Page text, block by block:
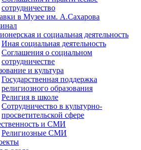
сотрудничество
в Музее им. А.Сахарова
и социальная деятельность
Иная социальная деятельность
Соглашения о социальном
сотрудничестве
и культура
Государственная поддержка
религиозного образования
Религия в школе
Сотрудничество в культурно-
просветительской сфере
и СМИ
Религиозные СМИ